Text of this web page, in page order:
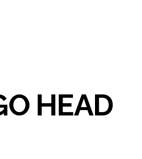
HEAD